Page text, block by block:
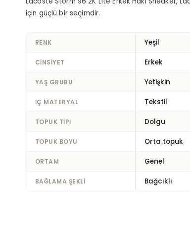
için güçlü bir seçimdir.
RENK Yeşil
CINSIYET Erkek
YAŞ GRUBU Yetişkin
İÇ MATERYAL Tekstil
TOPUK TIPI Dolgu
TOPUK BOYU Orta topuk
ORTAM Genel
BAĞLAMA ŞEKLI Bağcıklı